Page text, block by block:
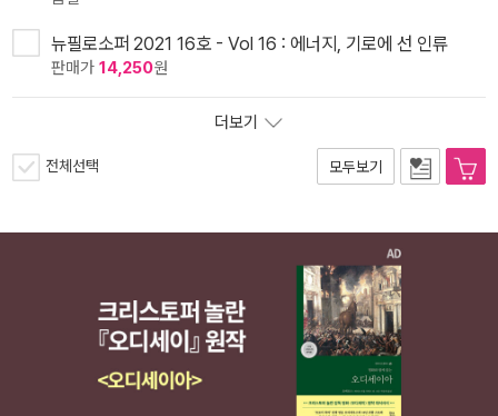
뉴필로소퍼 2021 16호 - Vol 16 : 에너지, 기로에 선 인류
판매가 14,250원
더보기
전체선택 모두보기